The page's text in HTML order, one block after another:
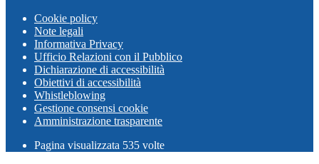
Cookie policy
Note legali
Informativa Privacy
Ufficio Relazioni con il Pubblico
Dichiarazione di accessibilità
Obiettivi di accessibilità
Whistleblowing
Gestione consensi cookie
Amministrazione trasparente
Pagina visualizzata 535 volte